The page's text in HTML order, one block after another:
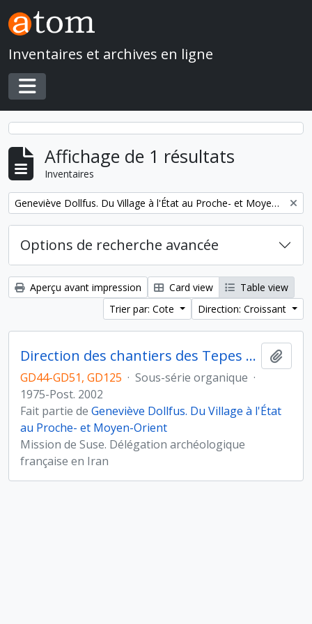
Skip to main content
Inventaires et archives en ligne
Toggle navigation
Affichage de 1 résultats
Inventaires
Remove filter: Geneviève Dollfus. Du Village à l'État au Proche- et Moyen-Orient
Options de recherche avancée
Aperçu avant impression Card view
Table view
Trier par: Cote
Direction: Croissant
Direction des chantiers des Tepes Djaffarabad, Djowi et Bendebal (Iran)
GD44-GD51, GD125 · Sous-série organique ·
1975-Post. 2002
Fait partie de Geneviève Dollfus. Du Village à l'État
au Proche- et Moyen-Orient
Mission de Suse. Délégation archéologique
française en Iran